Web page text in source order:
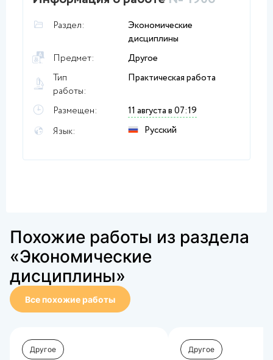
Раздел:
Экономические
дисциплины
Предмет:
Другое
Тип
работы:
Практическая работа
Размещен:
11 августа в 07:19
Язык:
Русский
Похожие работы из раздела
«Экономические
дисциплины»
Все похожие работы
Другое Другое